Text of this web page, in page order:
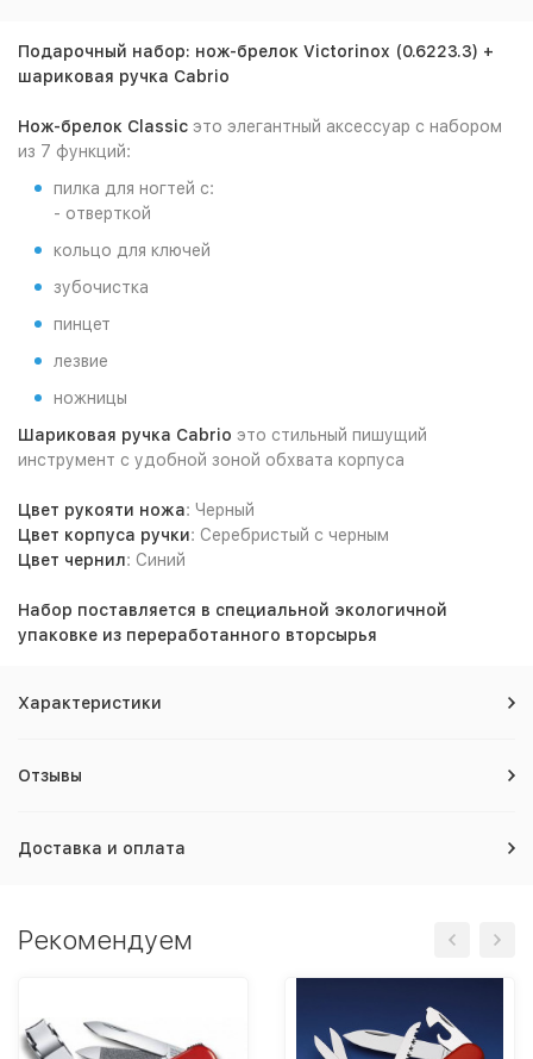
Подарочный набор: нож-брелок Victorinox (0.6223.3) +
шариковая ручка Cabrio
Нож-брелок Classic это элегантный аксессуар с набором
из 7 функций:
пилка для ногтей с:
- отверткой
кольцо для ключей
зубочистка
пинцет
лезвие
ножницы
Шариковая ручка Cabrio это стильный пишущий
инструмент с удобной зоной обхвата корпуса
Цвет рукояти ножа: Черный
Цвет корпуса ручки: Серебристый с черным
Цвет чернил: Синий
Набор поставляется в специальной экологичной
упаковке из переработанного вторсырья
Характеристики
Отзывы
Доставка и оплата
Рекомендуем